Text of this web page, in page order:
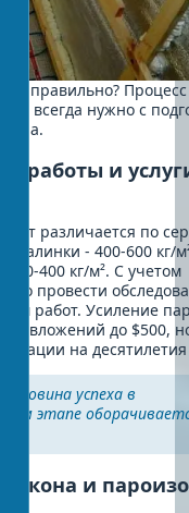
правильно?
всегда нужно с
работы и
различается по
сталинки - 400-600 кг/
400 кг/м². С учетом
провести
работ. Усиление
вложений до $500,
на
успеха в
этапе
и